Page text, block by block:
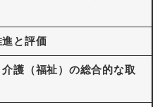
と評価
（福祉）の総合的な取